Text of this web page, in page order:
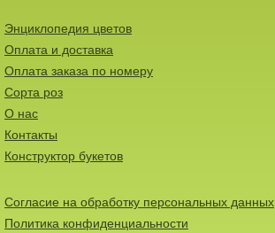
Энциклопедия цветов
Оплата и доставка
Оплата заказа по номеру
Сорта роз
О нас
Контакты
Конструктор букетов
Согласие на обработку персональных данных
Политика конфиденциальности